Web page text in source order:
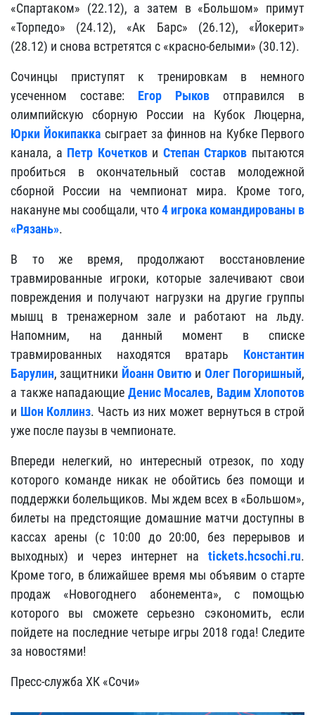
«Спартаком» (22.12), а затем в «Большом» примут
«Торпедо» (24.12), «Ак Барс» (26.12), «Йокерит»
(28.12) и снова встретятся с «красно-белыми» (30.12).
Сочинцы приступят к тренировкам в немного
усеченном составе: Егор Рыков отправился в
олимпийскую сборную России на Кубок Люцерна,
Юрки Йокипакка сыграет за финнов на Кубке Первого
канала, а Петр Кочеткови Степан Старков пытаются
пробиться в окончательный состав молодежной
сборной России на чемпионат мира. Кроме того,
накануне мы сообщали, что4 игрока командированы в
«Рязань».
В то же время, продолжают восстановление
травмированные игроки, которые залечивают свои
повреждения и получают нагрузки на другие группы
мышц в тренажерном зале и работают на льду.
Напомним, на данный момент в списке
травмированных находятся вратарь Константин
Барулин, защитники Йоанн Овитю и Олег Погоришный,
а также нападающие Денис Мосалев, Вадим Хлопотов
и Шон Коллинз. Часть из них может вернуться в строй
уже после паузы в чемпионате.
Впереди нелегкий, но интересный отрезок, по ходу
которого команде никак не обойтись без помощи и
поддержки болельщиков. Мы ждем всех в «Большом»,
билеты на предстоящие домашние матчи доступны в
кассах арены (с 10:00 до 20:00, без перерывов и
выходных) и через интернет на tickets.hcsochi.ru.
Кроме того, в ближайшее время мы объявим о старте
продаж «Новогоднего абонемента», с помощью
которого вы сможете серьезно сэкономить, если
пойдете на последние четыре игры 2018 года! Следите
за новостями!
Пресс-служба ХК «Сочи»